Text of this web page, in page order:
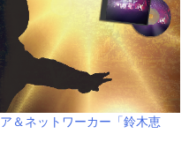
＆ネットワーカー「鈴木恵